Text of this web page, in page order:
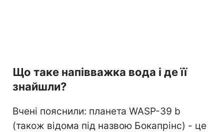
Що таке напівважка вода і де її
знайшли?
Вчені пояснили: планета WASP-39 b
(також відома під назвою Бокапрінс) - це